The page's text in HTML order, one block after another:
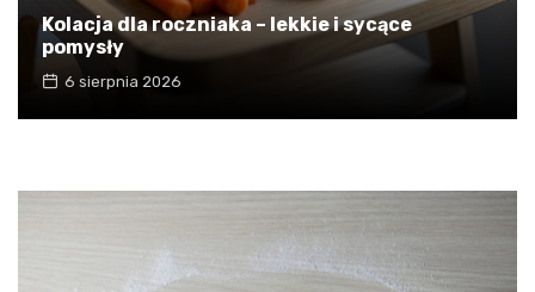
Kolacja dla roczniaka – lekkie i sycące
pomysły
6 sierpnia 2026